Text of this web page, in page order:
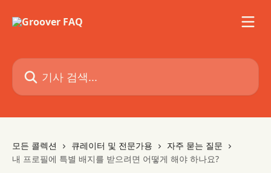
기사 검색...
모든 콜렉션 큐레이터 및 전문가용
자주 묻는 질문
내 프로필에 특별 배지를 받으려면 어떻게 해야 하나요?